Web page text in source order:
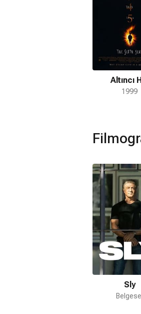
olarak yer
dizisindeki
sevgi
Shepherd
sağladı.
çapında
karakteriyle
Butch
kurgu
His (The
başrolde
paylaştı.
aldı. 2010'lu
filminde,
yılında R&B
You, It Just
Collection
Moore'dan
1991), ve
ile evlenen
2014) adlı 2
Altıncı
1999
Sly
Belgesel